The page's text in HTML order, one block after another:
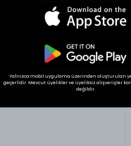
Yalnızca mobil uygulama üzerinden oluşturulan
geçerlidir. Mevcut üyelikler ve üyeliksiz alışverişler
değildir.